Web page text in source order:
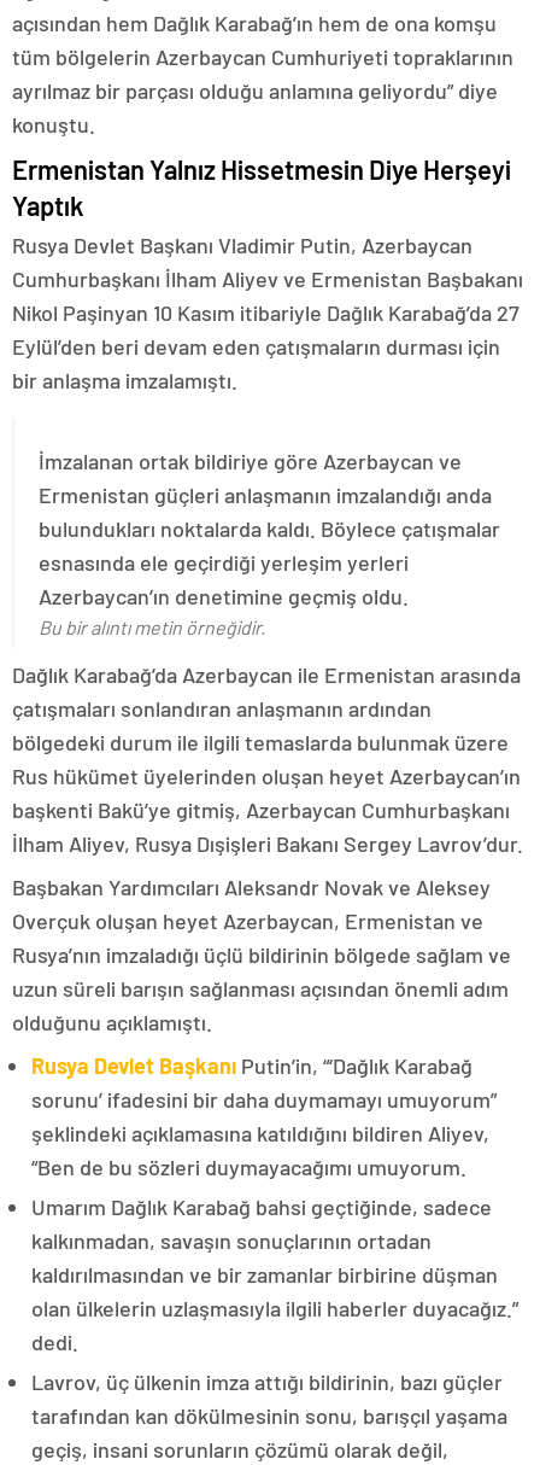
açısından hem Dağlık Karabağ’ın hem de ona komşu
tüm bölgelerin Azerbaycan Cumhuriyeti topraklarının
ayrılmaz bir parçası olduğu anlamına geliyordu” diye
konuştu.
Ermenistan Yalnız Hissetmesin Diye Herşeyi
Yaptık
Rusya Devlet Başkanı Vladimir Putin, Azerbaycan
Cumhurbaşkanı İlham Aliyev ve Ermenistan Başbakanı
Nikol Paşinyan 10 Kasım itibariyle Dağlık Karabağ’da 27
Eylül’den beri devam eden çatışmaların durması için
bir anlaşma imzalamıştı.
İmzalanan ortak bildiriye göre Azerbaycan ve
Ermenistan güçleri anlaşmanın imzalandığı anda
bulundukları noktalarda kaldı. Böylece çatışmalar
esnasında ele geçirdiği yerleşim yerleri
Azerbaycan’ın denetimine geçmiş oldu.
Bu bir alıntı metin örneğidir.
Dağlık Karabağ’da Azerbaycan ile Ermenistan arasında
çatışmaları sonlandıran anlaşmanın ardından
bölgedeki durum ile ilgili temaslarda bulunmak üzere
Rus hükümet üyelerinden oluşan heyet Azerbaycan’ın
başkenti Bakü’ye gitmiş, Azerbaycan Cumhurbaşkanı
İlham Aliyev, Rusya Dışişleri Bakanı Sergey Lavrov’dur.
Başbakan Yardımcıları Aleksandr Novak ve Aleksey
Overçuk oluşan heyet Azerbaycan, Ermenistan ve
Rusya’nın imzaladığı üçlü bildirinin bölgede sağlam ve
uzun süreli barışın sağlanması açısından önemli adım
olduğunu açıklamıştı.
Rusya Devlet Başkanı Putin’in, “‘Dağlık Karabağ
sorunu’ ifadesini bir daha duymamayı umuyorum”
şeklindeki açıklamasına katıldığını bildiren Aliyev,
“Ben de bu sözleri duymayacağımı umuyorum.
Umarım Dağlık Karabağ bahsi geçtiğinde, sadece
kalkınmadan, savaşın sonuçlarının ortadan
kaldırılmasından ve bir zamanlar birbirine düşman
olan ülkelerin uzlaşmasıyla ilgili haberler duyacağız.”
dedi.
Lavrov, üç ülkenin imza attığı bildirinin, bazı güçler
tarafından kan dökülmesinin sonu, barışçıl yaşama
geçiş, insani sorunların çözümü olarak değil,